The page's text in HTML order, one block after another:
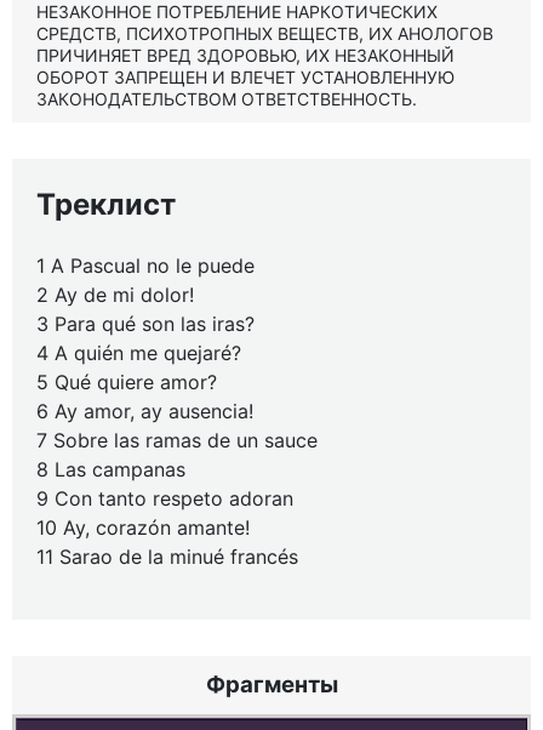
НЕЗАКОННОЕ ПОТРЕБЛЕНИЕ НАРКОТИЧЕСКИХ
СРЕДСТВ, ПСИХОТРОПНЫХ ВЕЩЕСТВ, ИХ АНОЛОГОВ
ПРИЧИНЯЕТ ВРЕД ЗДОРОВЬЮ, ИХ НЕЗАКОННЫЙ
ОБОРОТ ЗАПРЕЩЕН И ВЛЕЧЕТ УСТАНОВЛЕННУЮ
ЗАКОНОДАТЕЛЬСТВОМ ОТВЕТСТВЕННОСТЬ.
Треклист
1 A Pascual no le puede
2 Ay de mi dolor!
3 Para qué son las iras?
4 A quién me quejaré?
5 Qué quiere amor?
6 Ay amor, ay ausencia!
7 Sobre las ramas de un sauce
8 Las campanas
9 Con tanto respeto adoran
10 Ay, corazón amante!
11 Sarao de la minué francés
Фрагменты